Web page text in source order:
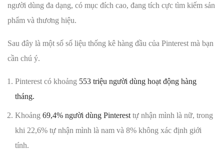
người dùng đa dạng, có mục đích cao, đang tích cực tìm kiếm sản
phẩm và thương hiệu.
Sau đây là một số số liệu thống kê hàng đầu của Pinterest mà bạn
cần chú ý.
Pinterest có khoảng 553 triệu người dùng hoạt động hàng
tháng.
Khoảng 69,4% người dùng Pinterest tự nhận mình là nữ, trong
khi 22,6% tự nhận mình là nam và 8% không xác định giới
tính.